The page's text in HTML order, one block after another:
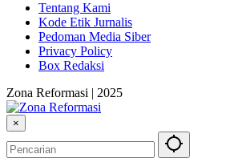
Tentang Kami
Kode Etik Jurnalis
Pedoman Media Siber
Privacy Policy
Box Redaksi
Zona Reformasi | 2025
×